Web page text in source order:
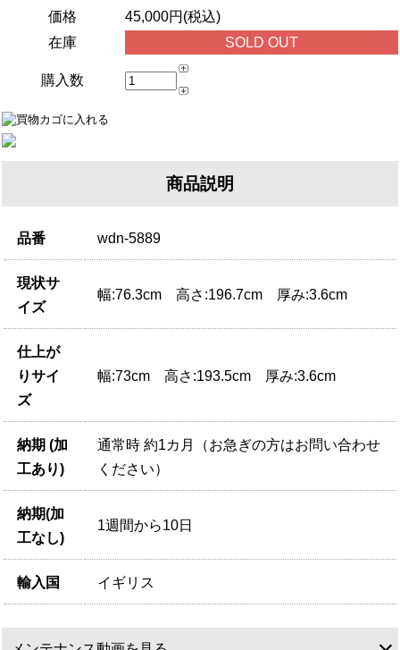
価格
45,000円(税込)
在庫
SOLD OUT
購入数
商品説明
品番 wdn-5889
現状サ
イズ
幅:76.3cm 高さ:196.7cm 厚み:3.6cm
仕上が
りサイ
ズ
幅:73cm 高さ:193.5cm 厚み:3.6cm
納期 (加
工あり)
通常時 約1カ月（お急ぎの方はお問い合わせ
ください）
納期(加
工なし)
1週間から10日
輸入国 イギリス